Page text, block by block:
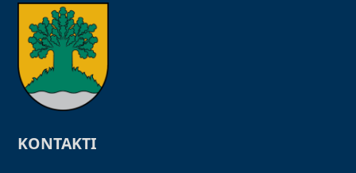
KONTAKTI